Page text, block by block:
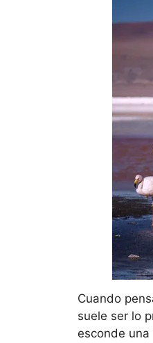
Cuando
suele ser lo
esconde una